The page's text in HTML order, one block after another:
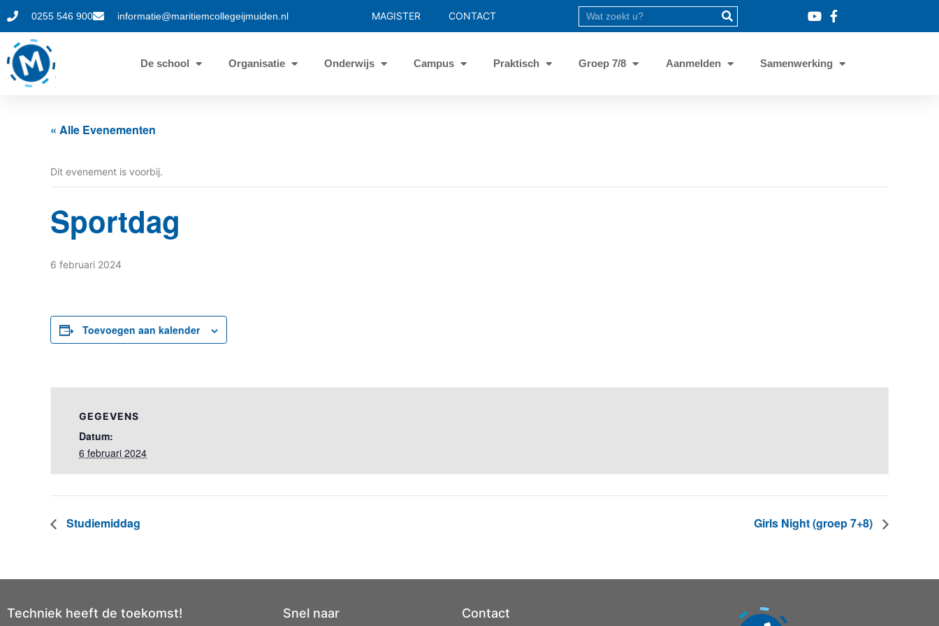
0255 546 900 informatie@maritiemcollegeijmuiden.nl MAGISTER CONTACT
De school Organisatie Onderwijs Campus Praktisch Groep 7/8 Aanmelden Samenwerking
« Alle Evenementen
Dit evenement is voorbij.
Sportdag
6 februari 2024
Toevoegen aan kalender
GEGEVENS
Datum:
6 februari 2024
Studiemiddag Girls Night (groep 7+8)
Techniek heeft de toekomst! Snel naar Contact